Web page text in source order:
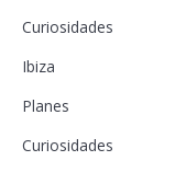
Curiosidades
Ibiza
Planes
Curiosidades